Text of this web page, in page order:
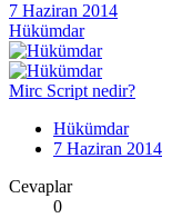
7 Haziran 2014
Hükümdar
Mirc Script nedir?
Hükümdar
7 Haziran 2014
Cevaplar
0